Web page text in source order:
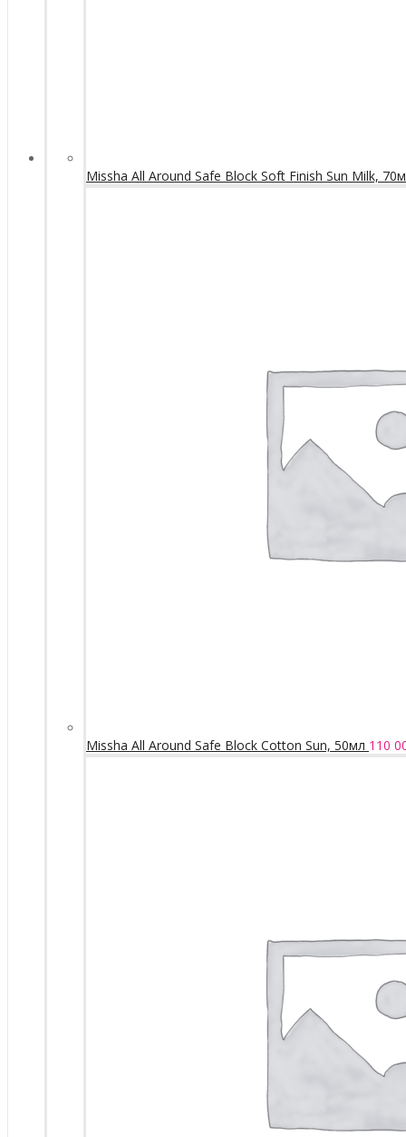
Missha All Around Safe Block Soft Finish Sun Milk,
Missha All Around Safe Block Cotton Sun, 50мл 110